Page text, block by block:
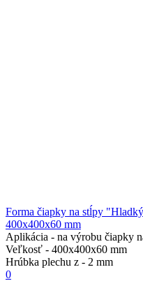
Forma čiapky na stĺpy
400x400x60 mm
Aplikácia - na výrobu čiapky
Veľkosť - 400x400x60 mm
Hrúbka plechu z - 2 mm
0